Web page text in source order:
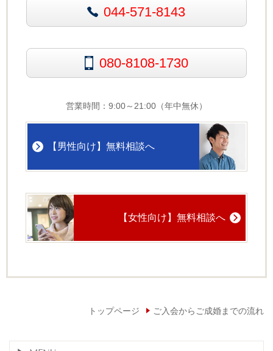
044-571-8143
080-8108-1730
営業時間：9:00～21:00（年中無休）
【男性向け】無料相談へ
【女性向け】無料相談へ
トップページ ご入会からご成婚までの流れ